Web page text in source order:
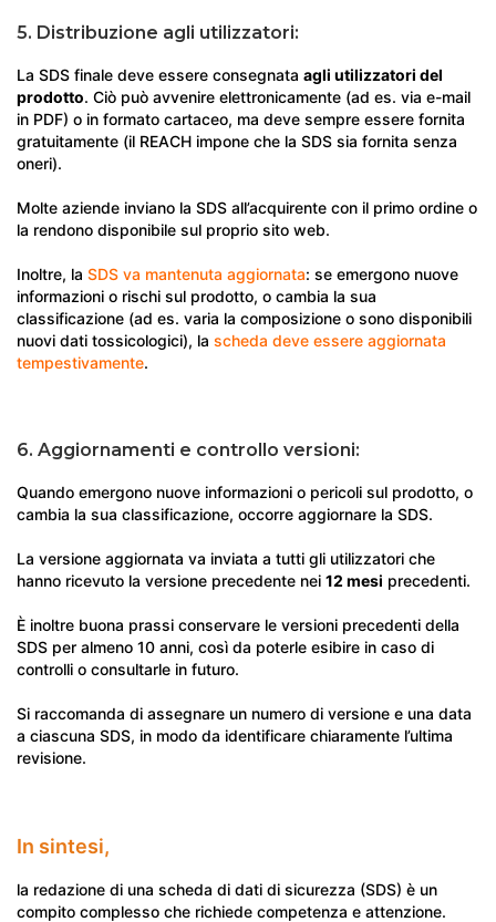
5. Distribuzione agli utilizzatori:
La SDS finale deve essere consegnata agli utilizzatori del
prodotto. Ciò può avvenire elettronicamente (ad es. via e-mail
in PDF) o in formato cartaceo, ma deve sempre essere fornita
gratuitamente (il REACH impone che la SDS sia fornita senza
oneri).
Molte aziende inviano la SDS all’acquirente con il primo ordine o
la rendono disponibile sul proprio sito web.
Inoltre, la SDS va mantenuta aggiornata: se emergono nuove
informazioni o rischi sul prodotto, o cambia la sua
classificazione (ad es. varia la composizione o sono disponibili
nuovi dati tossicologici), la scheda deve essere aggiornata
tempestivamente.
6. Aggiornamenti e controllo versioni:
Quando emergono nuove informazioni o pericoli sul prodotto, o
cambia la sua classificazione, occorre aggiornare la SDS.
La versione aggiornata va inviata a tutti gli utilizzatori che
hanno ricevuto la versione precedente nei 12 mesi precedenti.
È inoltre buona prassi conservare le versioni precedenti della
SDS per almeno 10 anni, così da poterle esibire in caso di
controlli o consultarle in futuro.
Si raccomanda di assegnare un numero di versione e una data
a ciascuna SDS, in modo da identificare chiaramente l’ultima
revisione.
In sintesi,
la redazione di una scheda di dati di sicurezza (SDS) è un
compito complesso che richiede competenza e attenzione.